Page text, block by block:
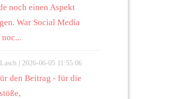
noch einen Aspekt
War Social Media
| 2026-06-05 11:55:06
den Beitrag - für die